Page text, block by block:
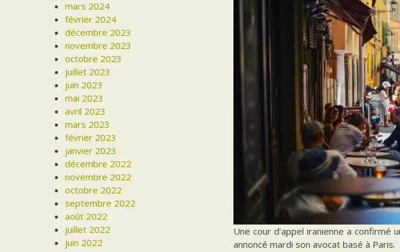
Une cour d’appel iranienne a confirmé
annoncé mardi son avocat basé à Paris.
mars 2024
février 2024
décembre 2023
novembre 2023
octobre 2023
juillet 2023
juin 2023
mai 2023
avril 2023
mars 2023
février 2023
janvier 2023
décembre 2022
novembre 2022
octobre 2022
septembre 2022
août 2022
juillet 2022
juin 2022